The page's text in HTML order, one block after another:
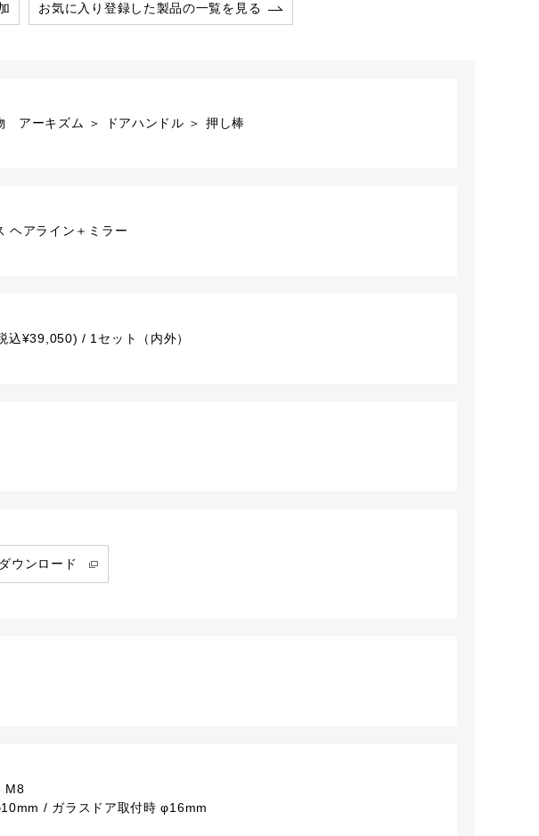
お気に入り登録した製品の一覧を見る
アーキズム ＞ ドアハンドル ＞ 押し棒
ヘアライン＋ミラー
込¥39,050) / 1セット（内外）
ウンロード
M8
/ ガラスドア取付時 φ16mm